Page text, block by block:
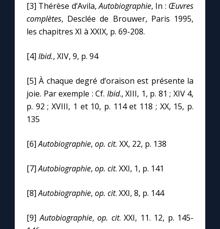
[3] Thérèse d’Avila,Autobiographie, In : Œuvres
complètes, Desclée de Brouwer, Paris 1995,
les chapitres XI à XXIX, p. 69-208.
[4] Ibid., XIV, 9, p. 94
[5] À chaque degré d’oraison est présente la
joie. Par exemple : Cf. Ibid., XIII, 1, p. 81 ; XIV 4,
p. 92 ; XVIII, 1 et 10, p. 114 et 118 ; XX, 15, p.
135
[6]Autobiographie, op. cit. XX, 22, p. 138
[7]Autobiographie, op. cit. XXI, 1, p. 141
[8]Autobiographie, op. cit. XXI, 8, p. 144
[9]Autobiographie, op. cit. XXI, 11. 12, p. 145-